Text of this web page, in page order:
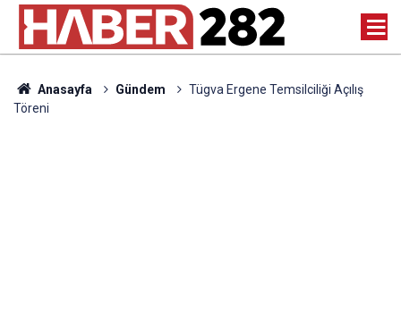
Anasayfa Gündem
Tügva Ergene Temsilciliği Açılış
Töreni